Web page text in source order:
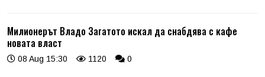
Милионерът Владо Загатото искал да снабдява с кафе
новата власт
08 Aug 15:30 1120 0